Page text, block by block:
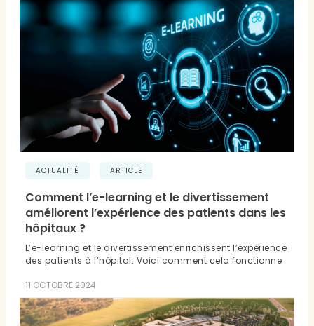
ACTUALITÉ ARTICLE
Comment l’e-learning et le divertissement
améliorent l’expérience des patients dans les
hôpitaux ?
L’e-learning et le divertissement enrichissent l’expérience
des patients à l’hôpital. Voici comment cela fonctionne
11 OCTOBRE 2024